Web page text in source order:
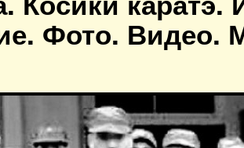
Фото. Видео.